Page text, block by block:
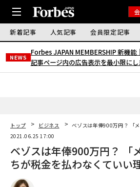
新着記事 人気記事 会員限定記事
NEWS
Forbes JAPAN MEMBERSHIP 新機能｜
記事ページ内の広告表示を最小限にし
トップ ビジネス
ベゾスは年俸900万円？ 「
2021.06.25 17:00
ベゾスは年俸900万円？ 「
ちが税金を払わなくていい